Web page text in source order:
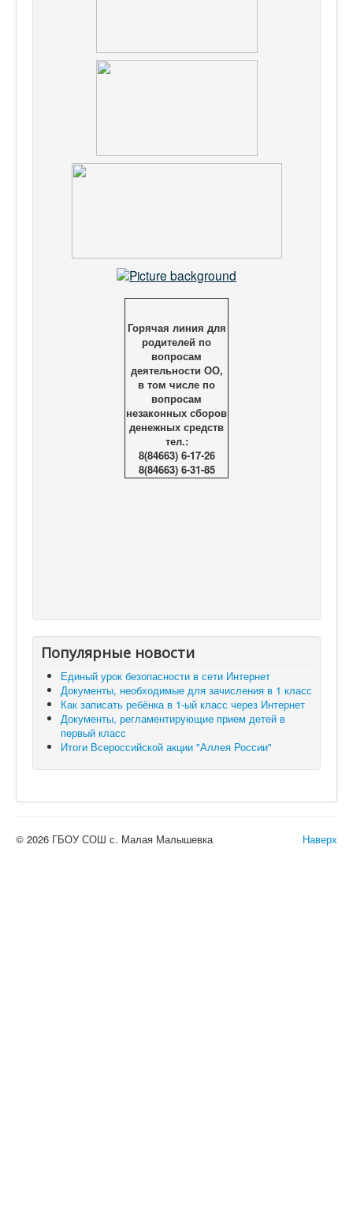
Горячая линия для
родителей по
вопросам
деятельности ОО,
в том числе по
вопросам
незаконных сборов
денежных средств
тел.:
8(84663) 6-17-26
8(84663) 6-31-85
Популярные новости
Единый урок безопасности в сети Интернет
Документы, необходимые для зачисления в 1 класс
Как записать ребёнка в 1-ый класс через Интернет
Документы, регламентирующие прием детей в
первый класс
Итоги Всероссийской акции "Аллея России"
Наверх
© 2026 ГБОУ СОШ с. Малая Малышевка